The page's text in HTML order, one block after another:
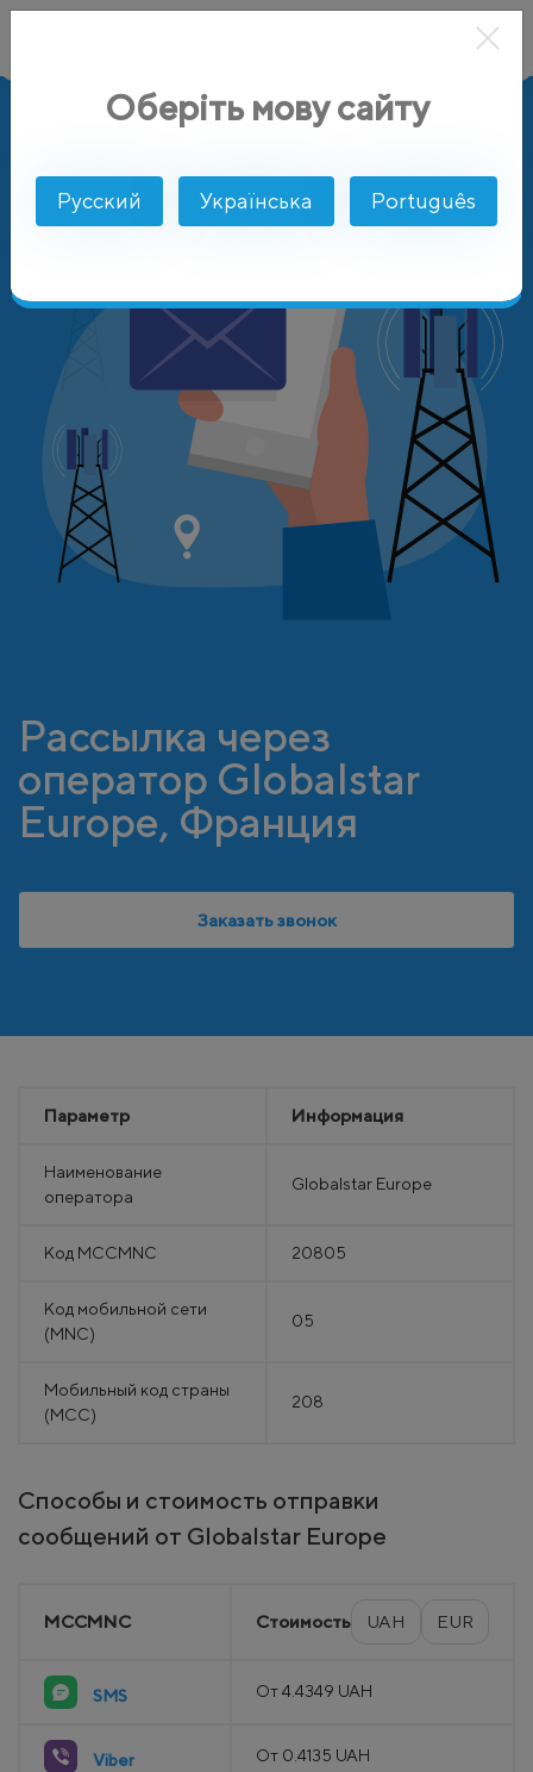
Globalstar Europe
Рассылка через
оператор Globalstar
Europe, Франция
Заказать звонок
Параметр Информация
Наименование
оператора
Globalstar Europe
Код MCCMNC 20805
Код мобильной сети
(MNC)
05
Мобильный код страны
(MCC)
208
Способы и стоимость отправки
сообщений от Globalstar Europe
MCCMNC Стоимость UAH EUR
SMS От 4.4349 UAH
Viber От 0.4135 UAH
Оберіть мову сайту
Русский Українська Português